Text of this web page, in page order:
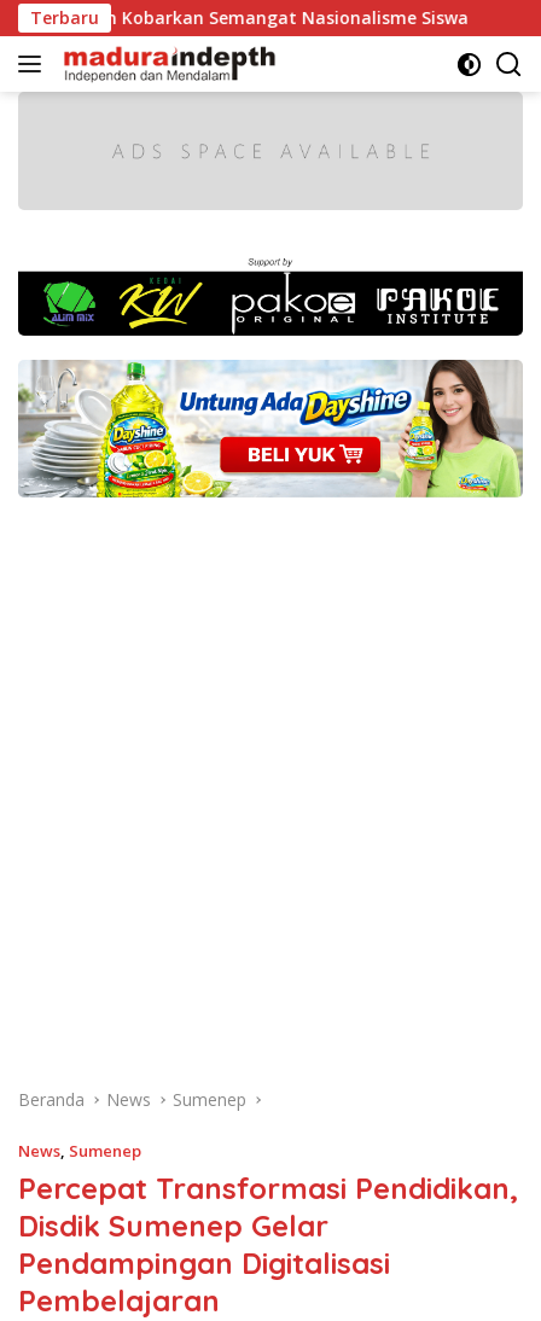
Langsung
ke
konten
Terbaru
Kobarkan Semangat Nasionalisme Siswa Tak Boleh
Beranda News Sumenep
News, Sumenep
Percepat Transformasi Pendidikan,
Disdik Sumenep Gelar
Pendampingan Digitalisasi
Pembelajaran